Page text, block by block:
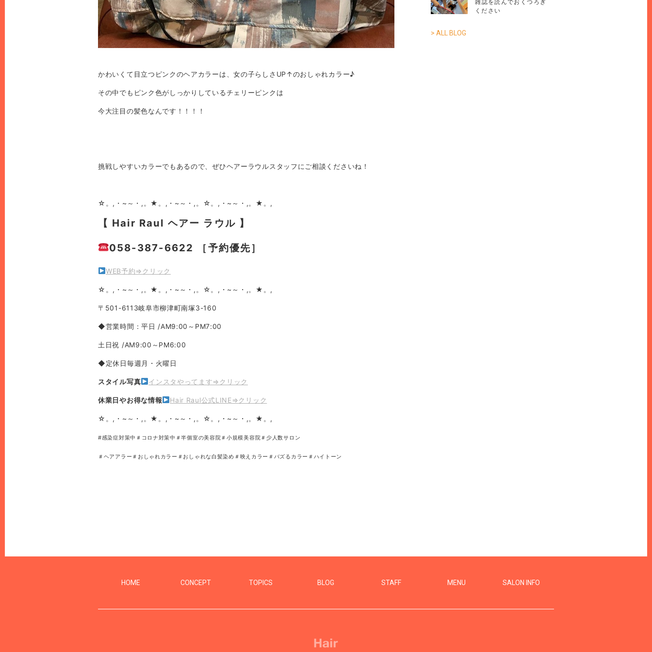
かわいくて目立つピンクのヘアカラーは、女の子らしさUP↑のおしゃれカラー♪
その中でもピンク色がしっかりしているチェリーピンクは
今大注目の髪色なんです！！！！
挑戦しやすいカラーでもあるので、ぜひヘアーラウルスタッフにご相談くださいね！
☆。,・~～・,。★。,・~～・,。☆。,・~～・,。★。,
【 Hair Raul ヘアー ラウル 】
058-387-6622 ［予約優先］
WEB予約⇒クリック
☆。,・~～・,。★。,・~～・,。☆。,・~～・,。★。,
〒501-6113岐阜市柳津町南塚3-160
◆営業時間：平日 /AM9:00～PM7:00
土日祝 /AM9:00～PM6:00
◆定休日毎週月・火曜日
スタイル写真 インスタやってます⇒クリック
休業日やお得な情報 Hair Raul公式LINE⇒クリック
☆。,・~～・,。★。,・~～・,。☆。,・~～・,。★。,
#感染症対策中＃コロナ対策中＃半個室の美容院＃小規模美容院＃少人数サロン
＃ヘアアラー＃おしゃれカラー＃おしゃれな白髪染め＃映えカラー＃バズるカラー＃ハイトーン
雑誌を読んでおくつろぎ
ください
> ALL BLOG
HOME CONCEPT TOPICS BLOG STAFF MENU SALON INFO